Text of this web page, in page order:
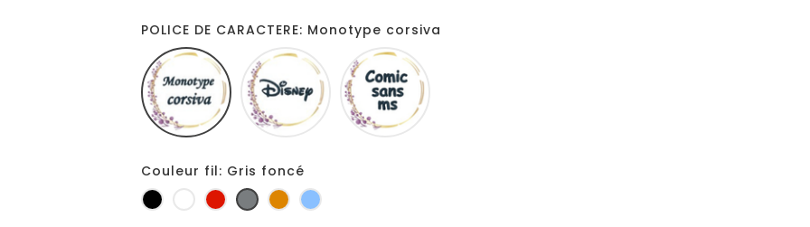
POLICE DE CARACTERE: Monotype corsiva
Monotype
corsiva
Disney
Couleur fil: Gris foncé
Noir BlancRougeGris
foncé
OrangeBleu